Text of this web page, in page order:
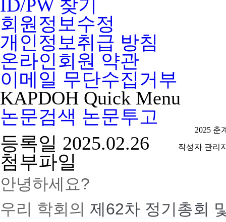
ID/PW 찾기
회원정보수정
개인정보취급 방침
온라인회원 약관
이메일 무단수집거부
KAPDOH Quick Menu
논문검색 논문투고
2025 춘
등록일 2025.02.26 작성자 관리
첨부파일
안녕하세요?
우리 학회의 제62차 정기총회